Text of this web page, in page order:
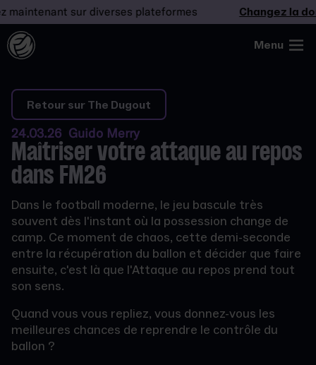
sur diverses plateformes Changez la donne
Menu
Retour sur The Dugout
24.03.26 Guido Merry
Maîtriser votre attaque au repos
dans FM26
Dans le football moderne, le jeu bascule très
souvent dès l'instant où la possession change de
camp. Ce moment de chaos, cette demi-seconde
entre la récupération du ballon et décider que faire
ensuite, c'est là que l'Attaque au repos prend tout
son sens.
Quand vous vous repliez, vous donnez-vous les
meilleures chances de reprendre le contrôle du
ballon ?